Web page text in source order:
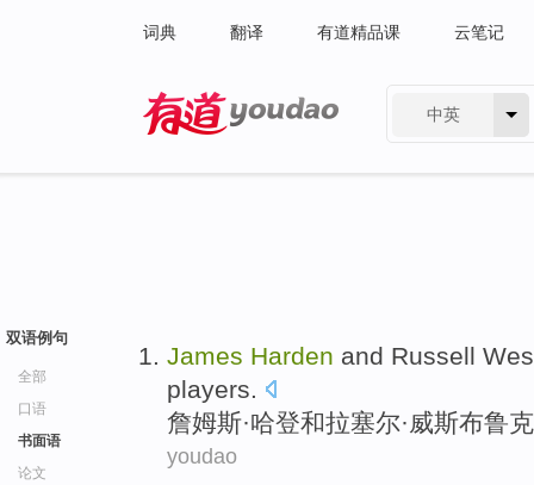
词典 翻译 有道精品课 云笔记
中英
双语例句
全部
口语
书面语
论文
James Harden and Russell
players.
詹姆斯·哈登和拉塞尔·威斯布鲁克
youdao